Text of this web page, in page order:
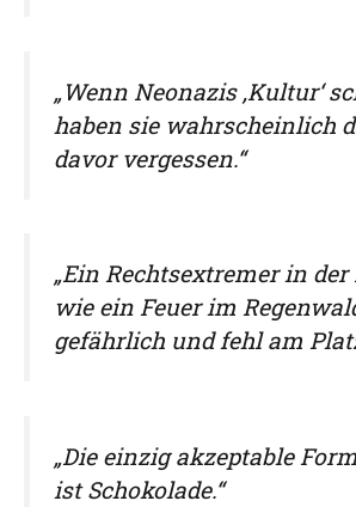
„Wenn Neonazis ‚Kultur‘
haben sie wahrscheinlich
davor vergessen.“
„Ein Rechtsextremer in
wie ein Feuer im
gefährlich und fehl am
„Die einzig akzeptable
ist Schokolade.“